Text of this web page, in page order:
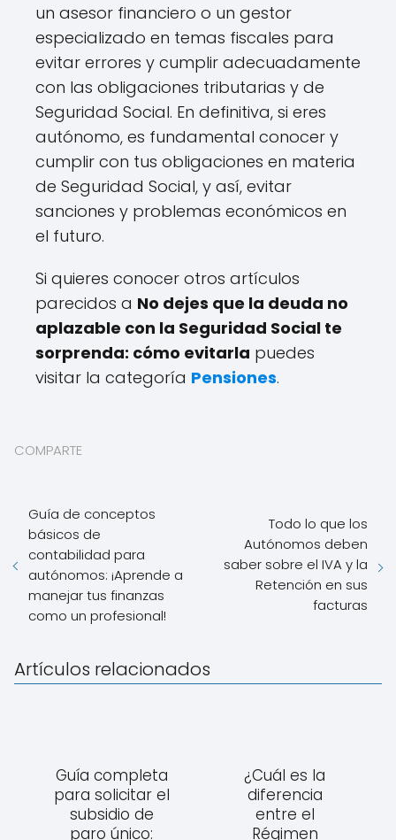
un asesor financiero o un gestor
especializado en temas fiscales para
evitar errores y cumplir adecuadamente
con las obligaciones tributarias y de
Seguridad Social. En definitiva, si eres
autónomo, es fundamental conocer y
cumplir con tus obligaciones en materia
de Seguridad Social, y así, evitar
sanciones y problemas económicos en
el futuro.
Si quieres conocer otros artículos
parecidos a No dejes que la deuda no
aplazable con la Seguridad Social te
sorprenda: cómo evitarla puedes
visitar la categoría Pensiones.
COMPARTE
Guía de conceptos
básicos de
contabilidad para
autónomos: ¡Aprende a
manejar tus finanzas
como un profesional!
Todo lo que los
Autónomos deben
saber sobre el IVA y la
Retención en sus
facturas
Artículos relacionados
Guía completa
para solicitar el
subsidio de
paro único:
¿Cuál es la
diferencia
entre el
Régimen